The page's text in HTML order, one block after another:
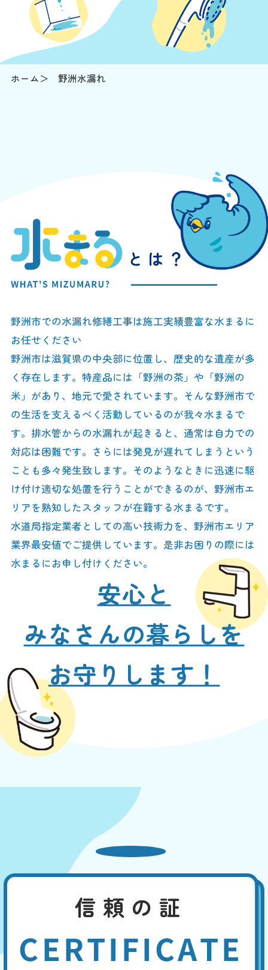
ホーム 野洲水漏れ
野洲市での水漏れ修繕工事は施工実績豊富な水まるに
お任せください
野洲市は滋賀県の中央部に位置し、歴史的な遺産が多
く存在します。特産品には「野洲の茶」や「野洲の
米」があり、地元で愛されています。そんな野洲市で
の生活を支えるべく活動しているのが我々水まるで
す。排水管からの水漏れが起きると、通常は自力での
対応は困難です。さらには発見が遅れてしまうという
ことも多々発生致します。そのようなときに迅速に駆
け付け適切な処置を行うことができるのが、野洲市エ
リアを熟知したスタッフが在籍する水まるです。
水道局指定業者としての高い技術力を、野洲市エリア
業界最安値でご提供しています。是非お困りの際には
水まるにお申し付けください。
安心と
みなさんの暮らしを
お守りします！
信頼の証
CERTIFICATE